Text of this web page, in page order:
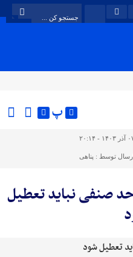
پ
- ۲۰:۱۴
توسط : پناهی
صنفی نباید تعطیل